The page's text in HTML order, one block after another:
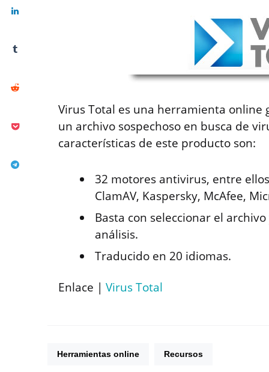
Virus Total es una herramienta
un archivo sospechoso en busca de
características de este producto son:
32 motores antivirus, entre
ClamAV, Kaspersky, McAfee,
Basta con seleccionar el
análisis.
Traducido en 20 idiomas.
Enlace | Virus Total
Herramientas online Recursos